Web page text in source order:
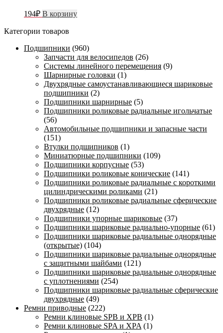
194₽ В корзину
Категории товаров
Подшипники (960)
Запчасти для велосипедов (26)
Системы линейного перемещения (9)
Шарнирные головки (1)
Двухрядные самоустанавливающиеся шариковые
подшипники (2)
Подшипники шарнирные (5)
Подшипники роликовые радиальные игольчатые
(56)
Автомобильные подшипники и запасные части
(151)
Втулки подшипников (1)
Миниатюрные подшипники (109)
Подшипники корпусные (53)
Подшипники роликовые конические (141)
Подшипники роликовые радиальные с короткими
цилиндрическими роликами (21)
Подшипники роликовые радиальные сферические
двухрядные (12)
Подшипники упорные шариковые (37)
Подшипники шариковые радиально-упорные (61)
Подшипники шариковые радиальные однорядные
(открытые) (104)
Подшипники шариковые радиальные однорядные
с защитными шайбами (121)
Подшипники шариковые радиальные однорядные
с уплотнениями (254)
Подшипники шариковые радиальные сферические
двухрядные (49)
Ремни приводные (222)
Ремни клиновые SPB и XPB (1)
Ремни клиновые SPA и XPA (1)